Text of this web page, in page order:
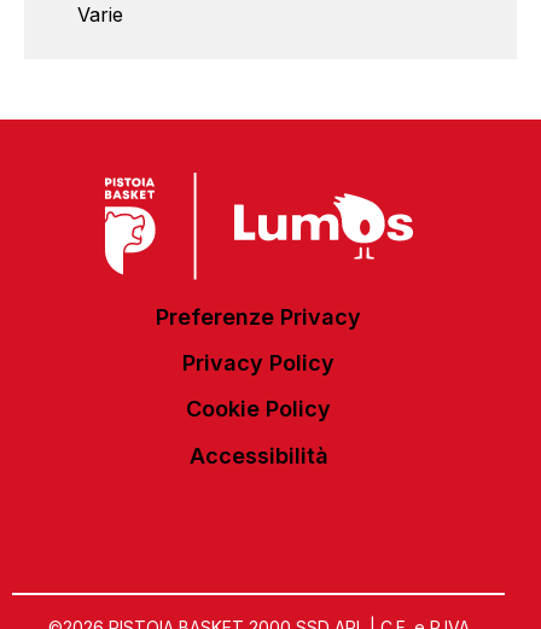
Varie
Preferenze Privacy
Privacy Policy
Cookie Policy
Accessibilità